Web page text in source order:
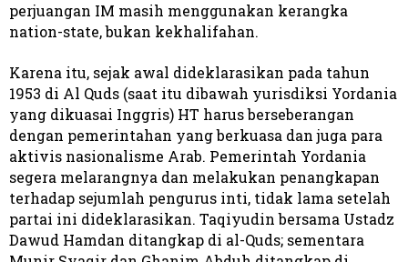
perjuangan IM masih menggunakan kerangka
nation-state, bukan kekhalifahan.
Karena itu, sejak awal dideklarasikan pada tahun
1953 di Al Quds (saat itu dibawah yurisdiksi Yordania
yang dikuasai Inggris) HT harus berseberangan
dengan pemerintahan yang berkuasa dan juga para
aktivis nasionalisme Arab. Pemerintah Yordania
segera melarangnya dan melakukan penangkapan
terhadap sejumlah pengurus inti, tidak lama setelah
partai ini dideklarasikan. Taqiyudin bersama Ustadz
Dawud Hamdan ditangkap di al-Quds; sementara